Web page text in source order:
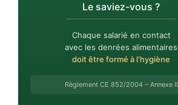
Le saviez-vous ?
Chaque salarié en contact
avec les denrées alimentaires
doit être formé à l'hygiène
Règlement CE 852/2004 – Annexe II